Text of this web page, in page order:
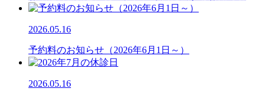
2026.05.16
予約料のお知らせ（2026年6月1日～）
2026.05.16